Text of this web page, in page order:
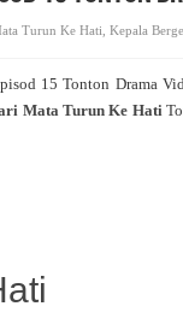
Turun Ke Hati Kepala
15 Tonton Drama
Mata Turun Ke Hati